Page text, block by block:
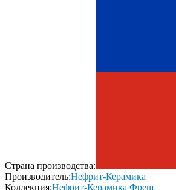
Страна производства:
Производитель:Нефрит-Керамика
Коллекция:Нефрит-Керамика Фреш